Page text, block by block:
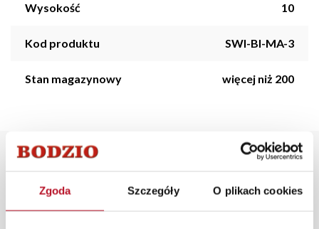
Zgoda Szczegóły O plikach cookies
Wysokość 10
Kod produktu SWI-BI-MA-3
Stan magazynowy więcej niż 200
Opis produktu